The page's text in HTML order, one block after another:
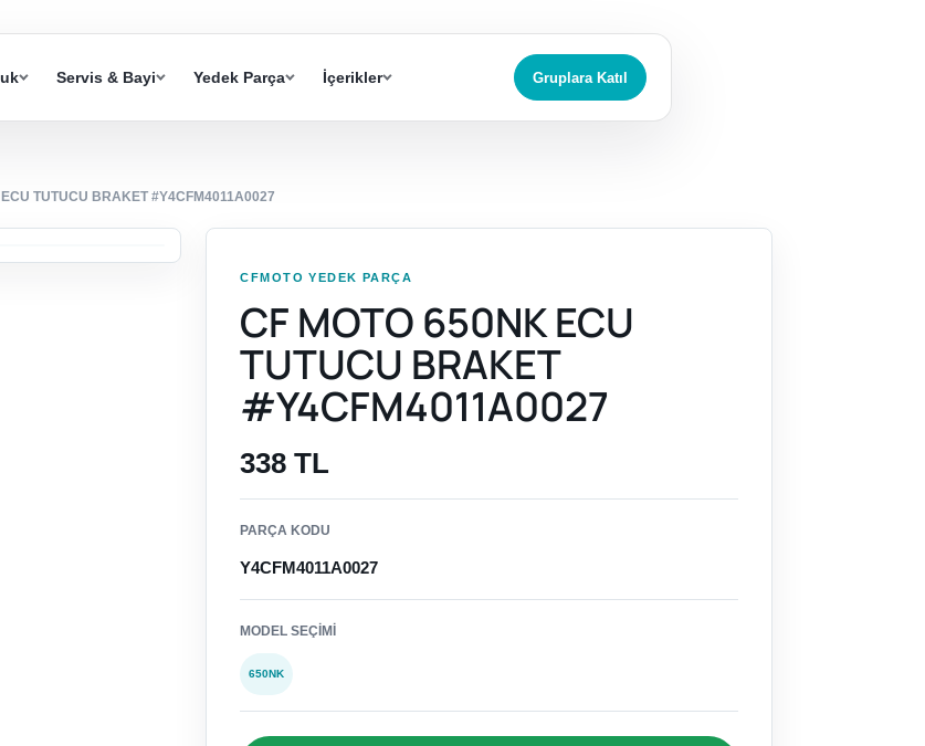
Servis & Bayi Yedek Parça İçerikler Gruplara Katıl
TUTUCU BRAKET #Y4CFM4011A0027
CFMOTO YEDEK PARÇA
CF MOTO 650NK ECU
TUTUCU BRAKET
#Y4CFM4011A0027
338 TL
PARÇA KODU
Y4CFM4011A0027
MODEL SEÇIMI
650NK